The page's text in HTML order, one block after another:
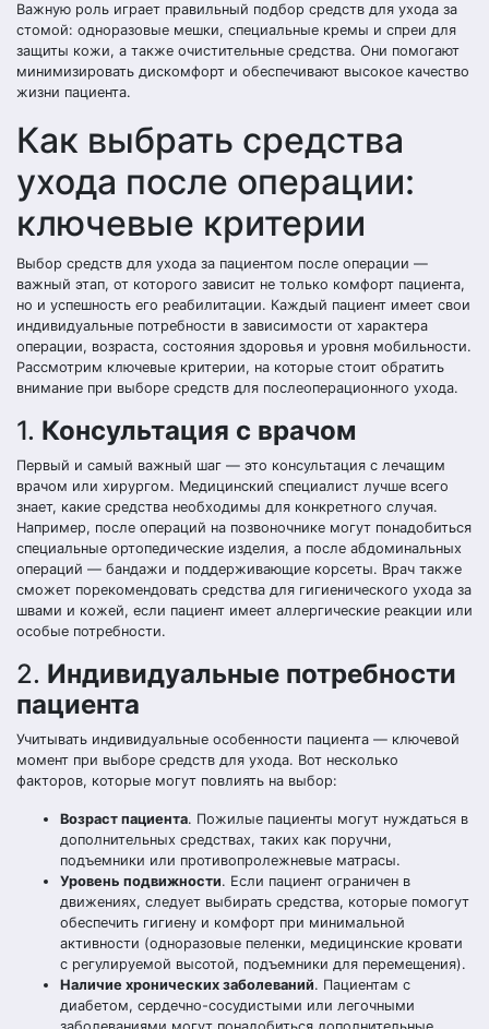
Важную роль играет правильный подбор средств для ухода за
стомой: одноразовые мешки, специальные кремы и спреи для
защиты кожи, а также очистительные средства. Они помогают
минимизировать дискомфорт и обеспечивают высокое качество
жизни пациента.
Как выбрать средства
ухода после операции:
ключевые критерии
Выбор средств для ухода за пациентом после операции —
важный этап, от которого зависит не только комфорт пациента,
но и успешность его реабилитации. Каждый пациент имеет свои
индивидуальные потребности в зависимости от характера
операции, возраста, состояния здоровья и уровня мобильности.
Рассмотрим ключевые критерии, на которые стоит обратить
внимание при выборе средств для послеоперационного ухода.
1. Консультация с врачом
Первый и самый важный шаг — это консультация с лечащим
врачом или хирургом. Медицинский специалист лучше всего
знает, какие средства необходимы для конкретного случая.
Например, после операций на позвоночнике могут понадобиться
специальные ортопедические изделия, а после абдоминальных
операций — бандажи и поддерживающие корсеты. Врач также
сможет порекомендовать средства для гигиенического ухода за
швами и кожей, если пациент имеет аллергические реакции или
особые потребности.
2. Индивидуальные потребности
пациента
Учитывать индивидуальные особенности пациента — ключевой
момент при выборе средств для ухода. Вот несколько
факторов, которые могут повлиять на выбор:
Возраст пациента. Пожилые пациенты могут нуждаться в
дополнительных средствах, таких как поручни,
подъемники или противопролежневые матрасы.
Уровень подвижности. Если пациент ограничен в
движениях, следует выбирать средства, которые помогут
обеспечить гигиену и комфорт при минимальной
активности (одноразовые пеленки, медицинские кровати
с регулируемой высотой, подъемники для перемещения).
Наличие хронических заболеваний. Пациентам с
диабетом, сердечно-сосудистыми или легочными